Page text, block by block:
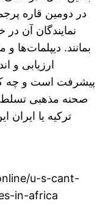
در دومین قاره
نمایندگان آن
بمانند. دیپلمات‌ها
ارزیابی و
پیشرفت است و چه
صحنه مذهبی تسلط
ترکیه یا ایران
u-s-cant-
in-africa